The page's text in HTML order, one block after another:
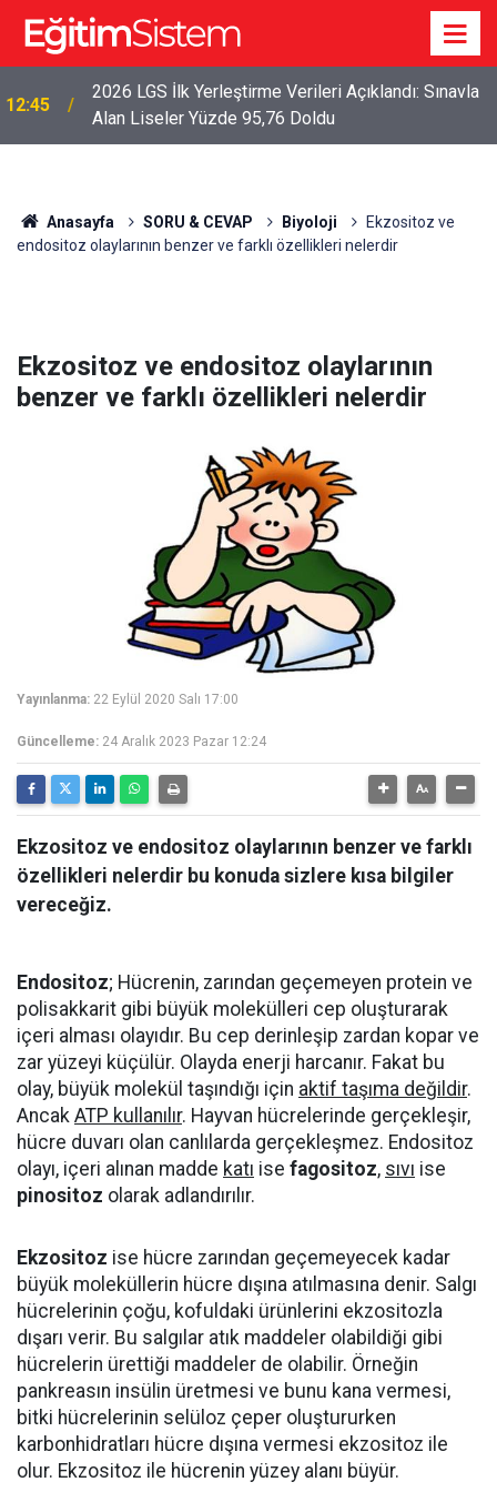
12:45
2026 LGS İlk Yerleştirme Verileri Açıklandı: Sınavla
Alan Liseler Yüzde 95,76 Doldu
Anasayfa SORU & CEVAP Biyoloji
Ekzositoz ve
endositoz olaylarının benzer ve farklı özellikleri nelerdir
Ekzositoz ve endositoz olaylarının
benzer ve farklı özellikleri nelerdir
Yayınlanma: 22 Eylül 2020 Salı 17:00
Güncelleme: 24 Aralık 2023 Pazar 12:24
Ekzositoz ve endositoz olaylarının benzer ve farklı
özellikleri nelerdir bu konuda sizlere kısa bilgiler
vereceğiz.
Endositoz; Hücrenin, zarından geçemeyen protein ve
polisakkarit gibi büyük molekülleri cep oluşturarak
içeri alması olayıdır. Bu cep derinleşip zardan kopar ve
zar yüzeyi küçülür. Olayda enerji harcanır. Fakat bu
olay, büyük molekül taşındığı için aktif taşıma değildir.
Ancak ATP kullanılır. Hayvan hücrelerinde gerçekleşir,
hücre duvarı olan canlılarda gerçekleşmez. Endositoz
olayı, içeri alınan madde katı ise fagositoz, sıvı ise
pinositoz olarak adlandırılır.
Ekzositoz ise hücre zarından geçemeyecek kadar
büyük moleküllerin hücre dışına atılmasına denir. Salgı
hücrelerinin çoğu, kofuldaki ürünlerini ekzositozla
dışarı verir. Bu salgılar atık maddeler olabildiği gibi
hücrelerin ürettiği maddeler de olabilir. Örneğin
pankreasın insülin üretmesi ve bunu kana vermesi,
bitki hücrelerinin selüloz çeper oluştururken
karbonhidratları hücre dışına vermesi ekzositoz ile
olur. Ekzositoz ile hücrenin yüzey alanı büyür.